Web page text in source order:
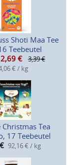
Shoti Maa Tee
Teebeutel
2,69 €
3,39 €
€ / kg
Christmas Tea
17 Teebeutel
€ 92,16 € / kg